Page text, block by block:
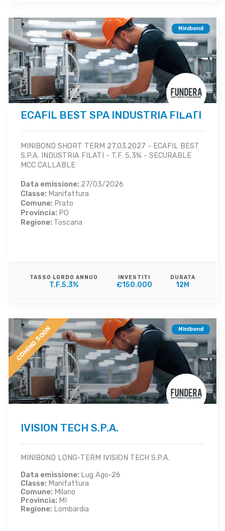
Minibond
ECAFIL BEST SPA INDUSTRIA FILATI
MINIBOND SHORT TERM 27.03.2027 - ECAFIL BEST
S.P.A. INDUSTRIA FILATI - T.F. 5,3% - SECURABLE
MCC CALLABLE
Data emissione: 27/03/2026
Classe: Manifattura
Comune: Prato
Provincia: PO
Regione: Toscana
TASSO LORDO ANNUO
T.F.5.3%
INVESTITI
€150.000
DURATA
12M
COMING SOON Minibond
IVISION TECH S.P.A.
MINIBOND LONG-TERM IVISION TECH S.P.A.
Data emissione: Lug Ago-26
Classe: Manifattura
Comune: Milano
Provincia: MI
Regione: Lombardia